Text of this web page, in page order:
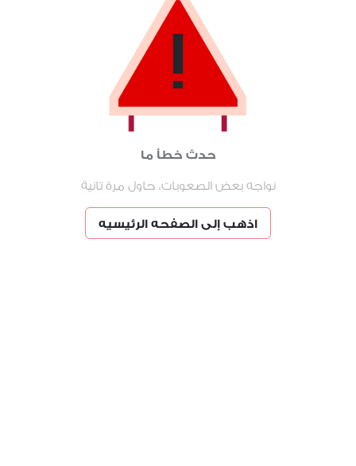
حدث خطأ ما
نواجه بعض الصعوبات، حاول مرة تانية
اذهب إلى الصفحه الرئيسيه